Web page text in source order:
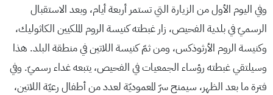
وفي اليوم الأول من الزيارة التي تستمر أربعة أيام، وبعد الاستقبال
الرسميّ في بلدية الفحيص، زار غبطته كنيسة الروم الملكيين الكاثوليك،
وكنيسة الروم الأرثوذكس، ومن ثمّ كنيسة اللاتين في منطقة البلد. هذا
وسيلتقي غبطته رؤساء الجمعيات في الفحيص، يتبعه غداء رسميّ. وفي
فترة ما بعد الظهر، سيمنح سرّ المعموديّة لعدد من أطفال رعيّة اللاتين،